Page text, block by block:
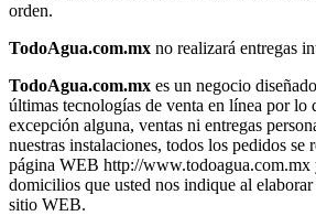
orden.
TodoAgua.com.mx no realizará entregas
TodoAgua.com.mx es un negocio
últimas tecnologías de venta en línea por lo
excepción alguna, ventas ni entregas
nuestras instalaciones, todos los pedidos se
página WEB http://www.todoagua.com.mx
domicilios que usted nos indique al
sitio WEB.